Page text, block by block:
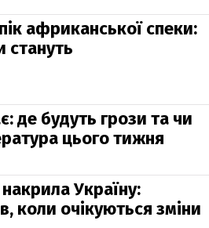
африканської спеки:
стануть
де будуть грози та чи
цього тижня
Україну:
коли очікуються зміни